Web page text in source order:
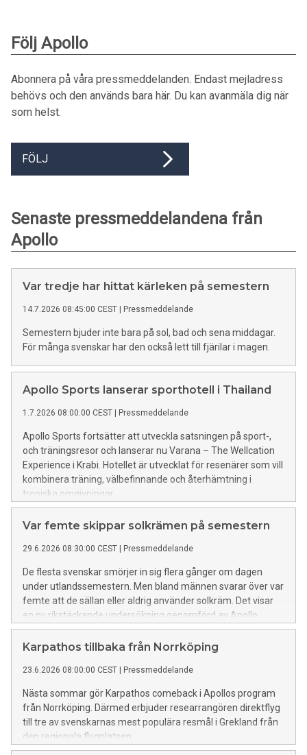
Följ Apollo
Abonnera på våra pressmeddelanden. Endast mejladress
behövs och den används bara här. Du kan avanmäla dig när
som helst.
FÖLJ
Senaste pressmeddelandena från
Apollo
Var tredje har hittat kärleken på semestern
14.7.2026 08:45:00 CEST Pressmeddelande
Semestern bjuder inte bara på sol, bad och sena middagar.
För många svenskar har den också lett till fjärilar i magen.
Apollo Sports lanserar sporthotell i Thailand
1.7.2026 08:00:00 CEST Pressmeddelande
Apollo Sports fortsätter att utveckla satsningen på sport-,
och träningsresor och lanserar nu Varana – The Wellcation
Experience i Krabi. Hotellet är utvecklat för resenärer som vill
kombinera träning, välbefinnande och återhämtning i
tropiska omgivningar.
Var femte skippar solkrämen på semestern
29.6.2026 08:30:00 CEST Pressmeddelande
De flesta svenskar smörjer in sig flera gånger om dagen
under utlandssemestern. Men bland männen svarar över var
femte att de sällan eller aldrig använder solkräm. Det visar
en ny rikstäckande undersökning genomförd av Apollo.
Karpathos tillbaka från Norrköping
23.6.2026 08:00:00 CEST Pressmeddelande
Nästa sommar gör Karpathos comeback i Apollos program
från Norrköping. Därmed erbjuder researrangören direktflyg
till tre av svenskarnas mest populära resmål i Grekland från
den regionala flygplatsen.